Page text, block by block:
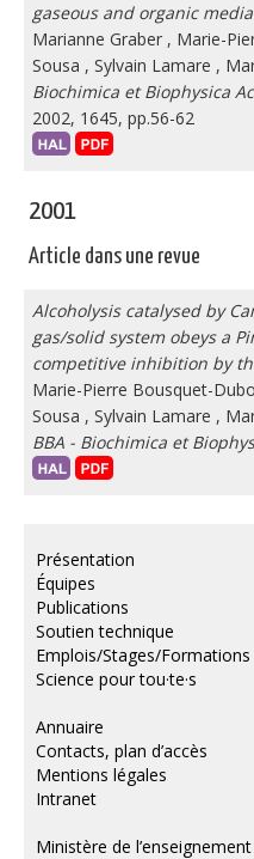
gaseous and organic media
Marianne Graber , Marie-
Sousa , Sylvain Lamare ,
Biochimica et Biophysica
2002, 1645, pp.56-62
2001
Article dans une revue
Alcoholysis catalysed by
gas/solid system obeys a
competitive inhibition by
Marie-Pierre Bousquet-
Sousa , Sylvain Lamare ,
BBA - Biochimica et
Présentation
Équipes
Publications
Soutien technique
Emplois/Stages/Formations
Science pour tou·te·s
Annuaire
Contacts, plan d’accès
Mentions légales
Intranet
Ministère de